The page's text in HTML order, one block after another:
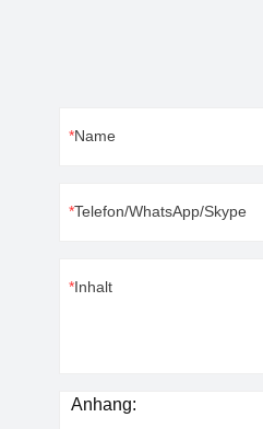
Name
Telefon/WhatsApp/Skype
Inhalt
Anhang: